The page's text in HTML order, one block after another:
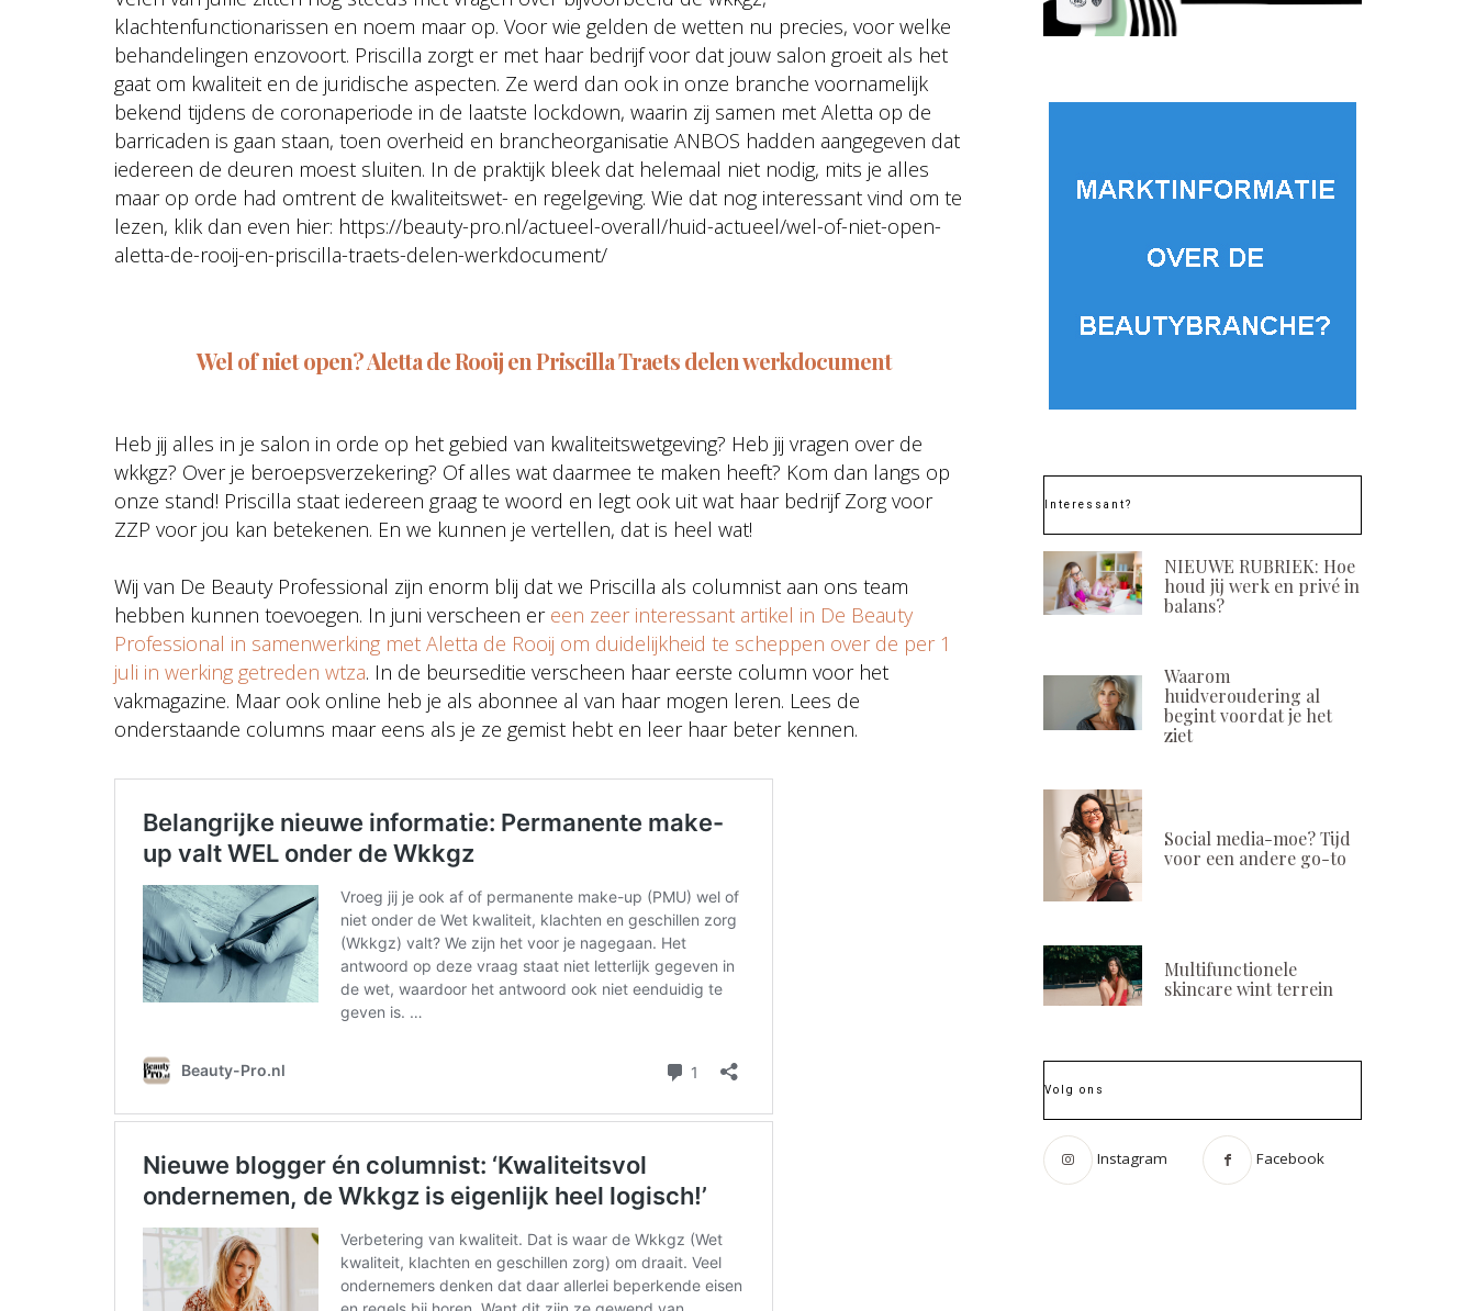
klachtenfunctionarissen en noem maar op. Voor wie gelden de wetten nu precies, voor welke
behandelingen enzovoort. Priscilla zorgt er met haar bedrijf voor dat jouw salon groeit als het
gaat om kwaliteit en de juridische aspecten. Ze werd dan ook in onze branche voornamelijk
bekend tijdens de coronaperiode in de laatste lockdown, waarin zij samen met Aletta op de
barricaden is gaan staan, toen overheid en brancheorganisatie ANBOS hadden aangegeven dat
iedereen de deuren moest sluiten. In de praktijk bleek dat helemaal niet nodig, mits je alles
maar op orde had omtrent de kwaliteitswet- en regelgeving. Wie dat nog interessant vind om te
lezen, klik dan even hier: https://beauty-pro.nl/actueel-overall/huid-actueel/wel-of-niet-open-
aletta-de-rooij-en-priscilla-traets-delen-werkdocument/
Wel of niet open? Aletta de Rooij en Priscilla Traets delen werkdocument
Heb jij alles in je salon in orde op het gebied van kwaliteitswetgeving? Heb jij vragen over de
wkkgz? Over je beroepsverzekering? Of alles wat daarmee te maken heeft? Kom dan langs op
onze stand! Priscilla staat iedereen graag te woord en legt ook uit wat haar bedrijf Zorg voor
ZZP voor jou kan betekenen. En we kunnen je vertellen, dat is heel wat!
Wij van De Beauty Professional zijn enorm blij dat we Priscilla als columnist aan ons team
hebben kunnen toevoegen. In juni verscheen er een zeer interessant artikel in De Beauty
Professional in samenwerking met Aletta de Rooij om duidelijkheid te scheppen over de per 1
juli in werking getreden wtza. In de beurseditie verscheen haar eerste column voor het
vakmagazine. Maar ook online heb je als abonnee al van haar mogen leren. Lees de
onderstaande columns maar eens als je ze gemist hebt en leer haar beter kennen.
Interessant?
NIEUWE RUBRIEK: Hoe
houd jij werk en privé in
balans?
Waarom
huidveroudering al
begint voordat je het
ziet
Social media-moe? Tijd
voor een andere go-to
Multifunctionele
skincare wint terrein
Volg ons
Instagram Facebook